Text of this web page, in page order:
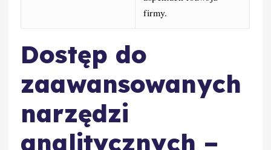
firmy.
Dostęp do
zaawansowanych
narzędzi
analitycznych –